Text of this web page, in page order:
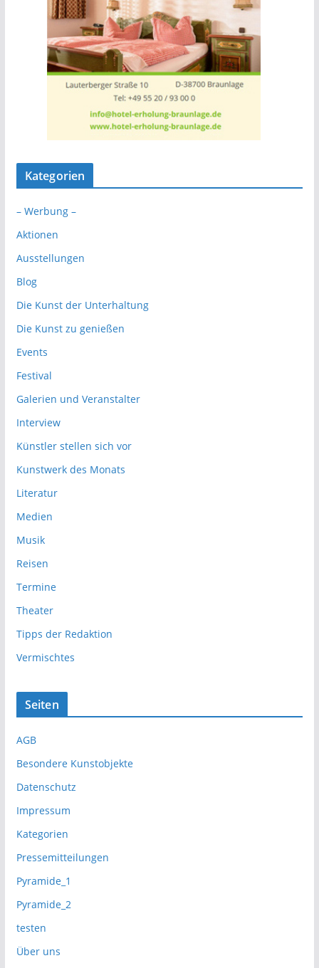
Kategorien
– Werbung –
Aktionen
Ausstellungen
Blog
Die Kunst der Unterhaltung
Die Kunst zu genießen
Events
Festival
Galerien und Veranstalter
Interview
Künstler stellen sich vor
Kunstwerk des Monats
Literatur
Medien
Musik
Reisen
Termine
Theater
Tipps der Redaktion
Vermischtes
Seiten
AGB
Besondere Kunstobjekte
Datenschutz
Impressum
Kategorien
Pressemitteilungen
Pyramide_1
Pyramide_2
testen
Über uns